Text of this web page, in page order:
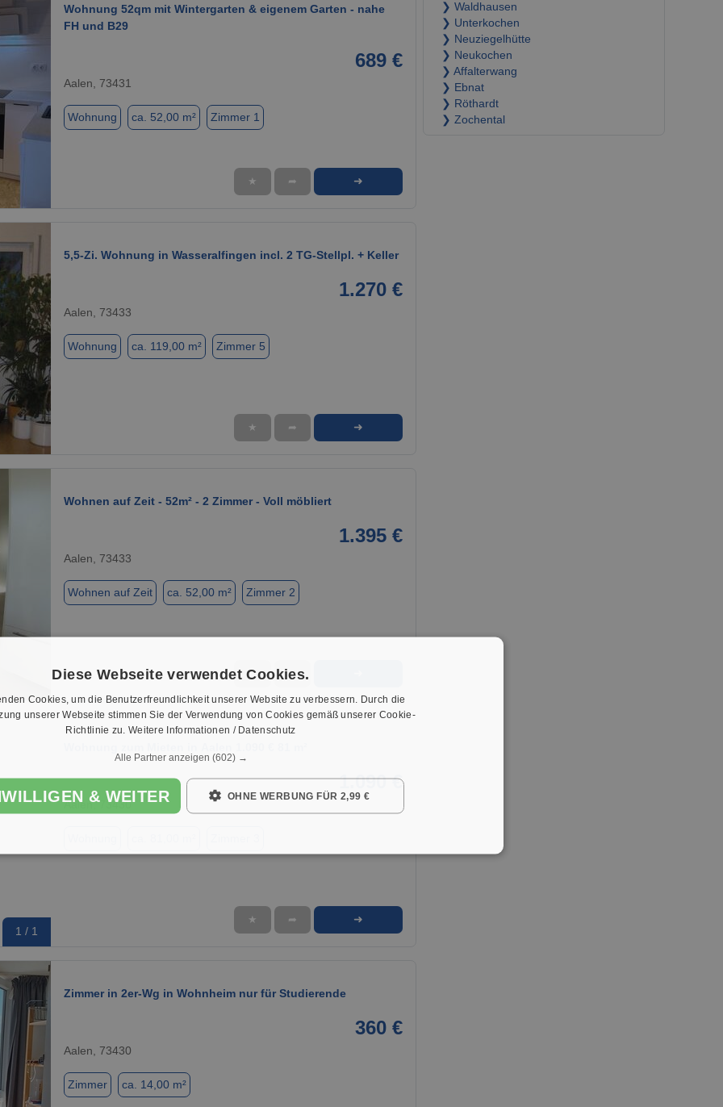
Wohnung 52qm mit Wintergarten & eigenem Garten - nahe
FH und B29
689 €
Aalen, 73431
Wohnung ca. 52,00 m² Zimmer 1
★ ➦ ➜
1 / 19
5,5-Zi. Wohnung in Wasseralfingen incl. 2 TG-Stellpl. + Keller
1.270 €
Aalen, 73433
Wohnung ca. 119,00 m² Zimmer 5
★ ➦ ➜
Wohnen auf Zeit - 52m² - 2 Zimmer - Voll möbliert
1.395 €
Aalen, 73433
Wohnen auf Zeit ca. 52,00 m² Zimmer 2
★ ➦
1 / 1
1.090 €
Aalen, 73430
★ ➦ ➜
Zimmer in 2er-Wg in Wohnheim nur für Studierende
360 €
Aalen, 73430
Zimmer ca. 14,00 m²
❯ Waldhausen
❯ Unterkochen
❯ Neuziegelhütte
❯ Neukochen
❯ Affalterwang
❯ Ebnat
❯ Röthardt
❯ Zochental
Diese Webseite verwendet Cookies.
Cookies, um die Benutzerfreundlichkeit unserer Website zu verbessern. Durch die
unserer Webseite stimmen Sie der Verwendung von Cookies gemäß unserer Cookie-
Richtlinie zu. Weitere Informationen / Datenschutz
Alle Partner anzeigen (602) →
& WEITER OHNE WERBUNG FÜR 2,99 €